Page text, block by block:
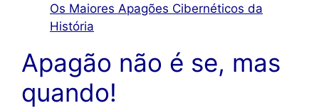
Os Maiores Apagões Cibernéticos da
História
Apagão não é se, mas
quando!